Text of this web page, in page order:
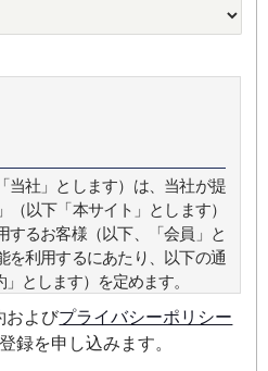
当社」とします）は、当社が提
（以下「本サイト」とします）
するお客様（以下、「会員」と
を利用するにあたり、以下の通
とします）を定めます。
およびプライバシーポリシー
録を申し込みます。